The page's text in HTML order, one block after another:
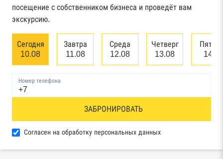
арбитражного суда
банкротстве юридических лиц
Единый федеральный реестр сведений о
банкротстве физических лиц
Реестр товарных знаков и знаков обслуживания
База исполнительного производства
посещение с собственником бизнеса и проведёт вам
экскурсию.
Сегодня
10.08
Завтра
11.08
Среда
12.08
Четверг
13.08
14.08
Номер телефона
ЗАБРОНИРОВАТЬ
Согласен на обработку персональных данных